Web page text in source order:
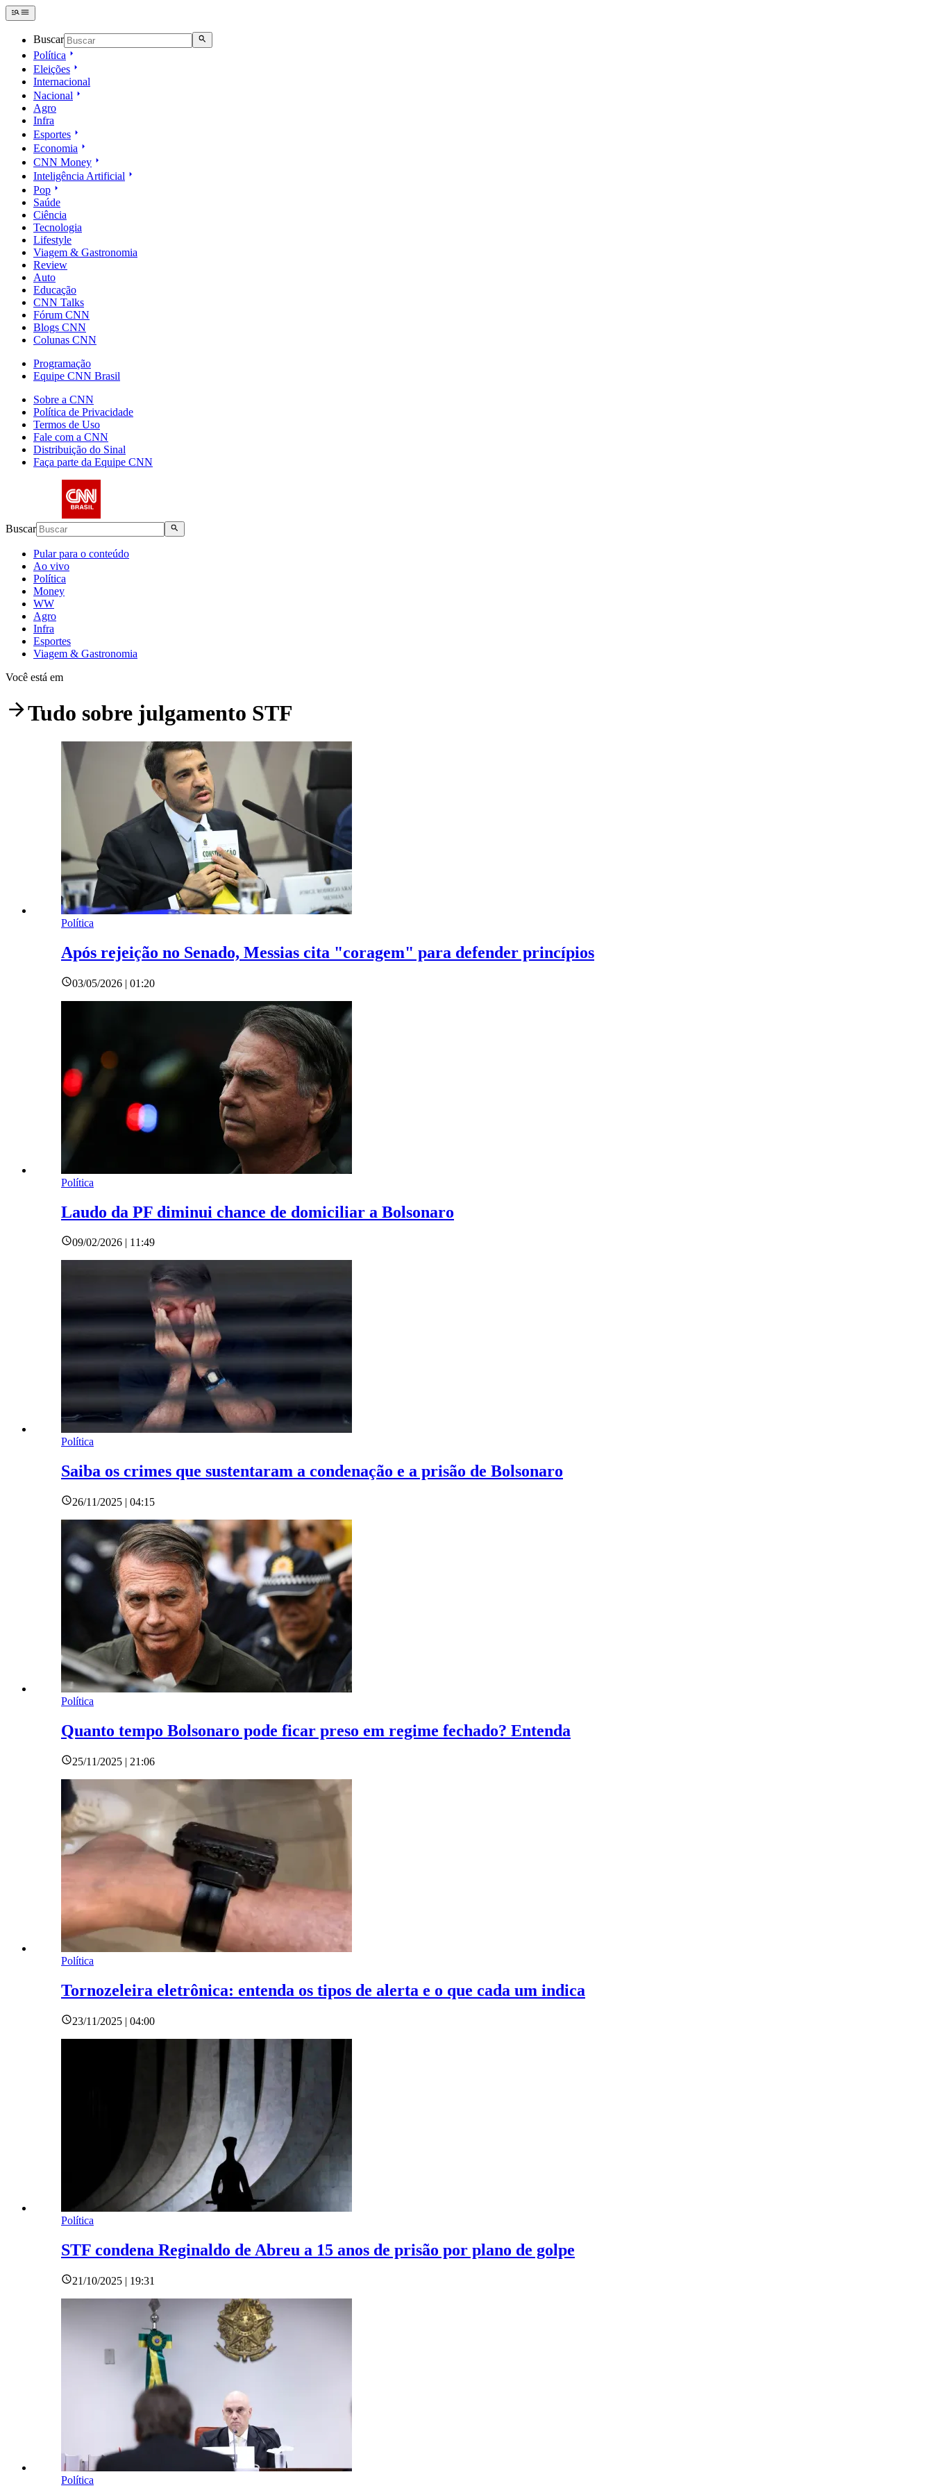
Buscar
Política
Eleições
Internacional
Nacional
Agro
Infra
Esportes
Economia
CNN Money
Inteligência Artificial
Pop
Saúde
Ciência
Tecnologia
Lifestyle
Viagem & Gastronomia
Review
Auto
Educação
CNN Talks
Fórum CNN
Blogs CNN
Colunas CNN
Programação
Equipe CNN Brasil
Sobre a CNN
Política de Privacidade
Termos de Uso
Fale com a CNN
Distribuição do Sinal
Faça parte da Equipe CNN
Buscar
Pular para o conteúdo
Ao vivo
Política
Money
WW
Agro
Infra
Esportes
Viagem & Gastronomia
Você está em
Tudo sobre julgamento STF
Política
Após rejeição no Senado, Messias cita "coragem" para defender princípios
03/05/2026 | 01:20
Política
Laudo da PF diminui chance de domiciliar a Bolsonaro
09/02/2026 | 11:49
Política
Saiba os crimes que sustentaram a condenação e a prisão de Bolsonaro
26/11/2025 | 04:15
Política
Quanto tempo Bolsonaro pode ficar preso em regime fechado? Entenda
25/11/2025 | 21:06
Política
Tornozeleira eletrônica: entenda os tipos de alerta e o que cada um indica
23/11/2025 | 04:00
Política
STF condena Reginaldo de Abreu a 15 anos de prisão por plano de golpe
21/10/2025 | 19:31
Política